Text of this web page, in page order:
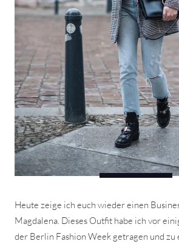
Heute zeige ich euch wieder einen
Magdalena. Dieses Outfit habe ich vor
der Berlin Fashion Week getragen und zu